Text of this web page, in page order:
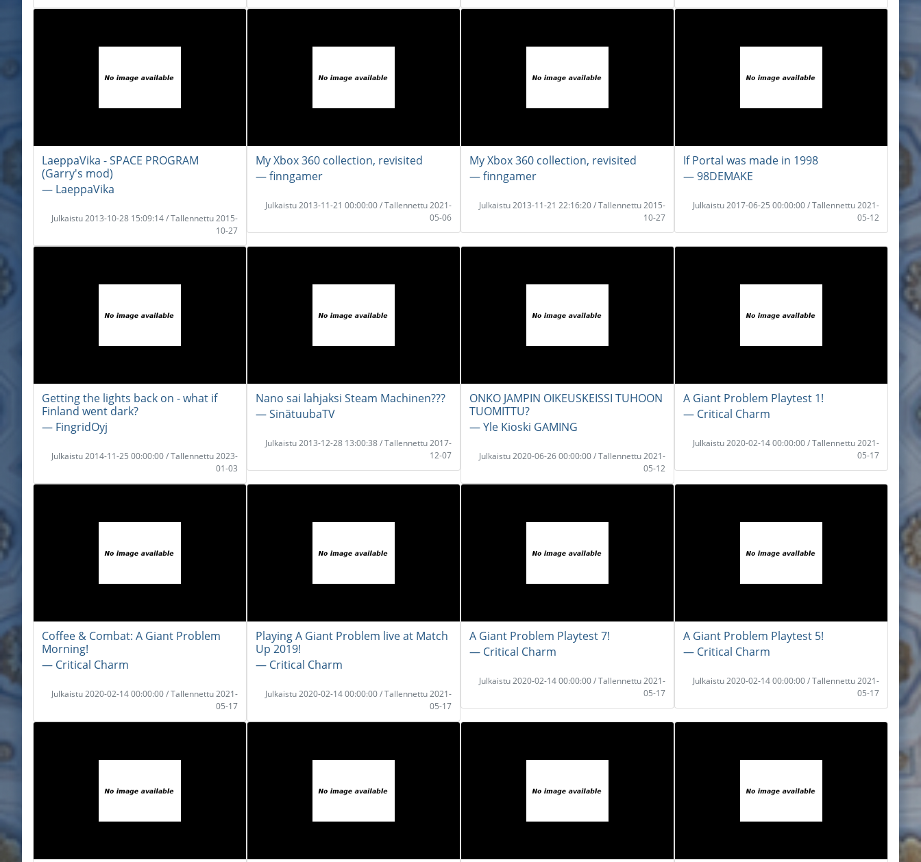
LaeppaVika - SPACE PROGRAM
(Garry's mod)
― LaeppaVika
Julkaistu 2013-10-28 15:09:14 / Tallennettu 2015-
10-27
My Xbox 360 collection, revisited
― finngamer
Julkaistu 2013-11-21 00:00:00 / Tallennettu 2021-
05-06
My Xbox 360 collection, revisited
― finngamer
Julkaistu 2013-11-21 22:16:20 / Tallennettu 2015-
10-27
If Portal was made in 1998
― 98DEMAKE
Julkaistu 2017-06-25 00:00:00 / Tallennettu 2021-
05-12
Getting the lights back on - what if
Finland went dark?
― FingridOyj
Julkaistu 2014-11-25 00:00:00 / Tallennettu 2023-
01-03
Nano sai lahjaksi Steam Machinen???
― SinätuubaTV
Julkaistu 2013-12-28 13:00:38 / Tallennettu 2017-
12-07
ONKO JAMPIN OIKEUSKEISSI TUHOON
TUOMITTU?
― Yle Kioski GAMING
Julkaistu 2020-06-26 00:00:00 / Tallennettu 2021-
05-12
A Giant Problem Playtest 1!
― Critical Charm
Julkaistu 2020-02-14 00:00:00 / Tallennettu 2021-
05-17
Coffee & Combat: A Giant Problem
Morning!
― Critical Charm
Julkaistu 2020-02-14 00:00:00 / Tallennettu 2021-
05-17
Playing A Giant Problem live at Match
Up 2019!
― Critical Charm
Julkaistu 2020-02-14 00:00:00 / Tallennettu 2021-
05-17
A Giant Problem Playtest 7!
― Critical Charm
Julkaistu 2020-02-14 00:00:00 / Tallennettu 2021-
05-17
A Giant Problem Playtest 5!
― Critical Charm
Julkaistu 2020-02-14 00:00:00 / Tallennettu 2021-
05-17